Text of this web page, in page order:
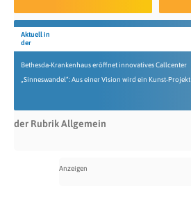
Aktuell in
der
Bethesda-Krankenhaus eröffnet innovatives Callcenter
„Sinneswandel“: Aus einer Vision wird ein Kunst-Projekt
der Rubrik Allgemein